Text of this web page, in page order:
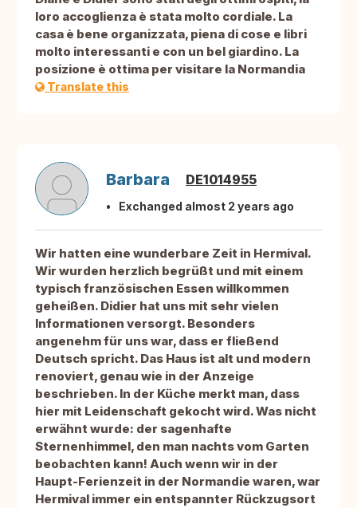
loro accoglienza è stata molto cordiale. La
casa è bene organizzata, piena di cose e libri
molto interessanti e con un bel giardino. La
posizione è ottima per visitare la Normandia
Translate this
Barbara DE1014955
Exchanged almost 2 years ago
Wir hatten eine wunderbare Zeit in Hermival.
Wir wurden herzlich begrüßt und mit einem
typisch französischen Essen willkommen
geheißen. Didier hat uns mit sehr vielen
Informationen versorgt. Besonders
angenehm für uns war, dass er fließend
Deutsch spricht. Das Haus ist alt und modern
renoviert, genau wie in der Anzeige
beschrieben. In der Küche merkt man, dass
hier mit Leidenschaft gekocht wird. Was nicht
erwähnt wurde: der sagenhafte
Sternenhimmel, den man nachts vom Garten
beobachten kann! Auch wenn wir in der
Haupt-Ferienzeit in der Normandie waren, war
Hermival immer ein entspannter Rückzugsort